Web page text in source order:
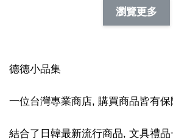
NT$ 19.00
NT$ 66.00
瀏覽更多
德德小品集
一位台灣專業商店, 購買商品皆有保
結合了日韓最新流行商品, 文具禮